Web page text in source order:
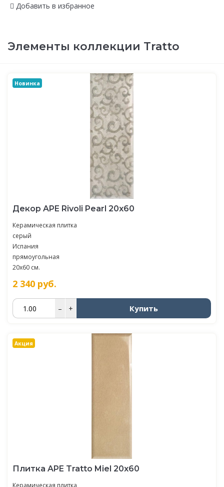
Добавить в избранное
Элементы коллекции Tratto
Новинка
Декор APE Rivoli Pearl 20х60
Керамическая плитка
серый
Испания
прямоугольная
20x60 см.
2 340 руб.
– + Купить
Акция
Плитка APE Tratto Miel 20х60
Керамическая плитка